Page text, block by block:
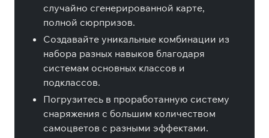
случайно сгенерированной карте,
полной сюрпризов.
Создавайте уникальные комбинации из
набора разных навыков благодаря
системам основных классов и
подклассов.
Погрузитесь в проработанную систему
снаряжения с большим количеством
самоцветов с разными эффектами.